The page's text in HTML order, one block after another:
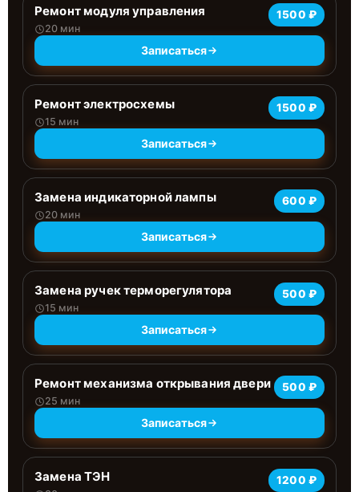
Ремонт модуля управления
20 мин
1500 ₽
Записаться
Ремонт электросхемы
15 мин
1500 ₽
Записаться
Замена индикаторной лампы
20 мин
600 ₽
Записаться
Замена ручек терморегулятора
15 мин
500 ₽
Записаться
Ремонт механизма открывания двери
25 мин
500 ₽
Записаться
Замена ТЭН 1200 ₽